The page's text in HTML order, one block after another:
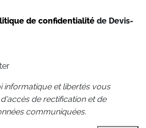
de confidentialité de Devis-
informatique et libertés vous
de rectification et de
communiquées.